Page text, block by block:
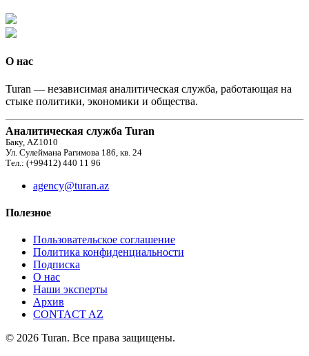
О нас
Turan — независимая аналитическая служба, работающая на
стыке политики, экономики и общества.
Аналитическая служба Turan
Баку, AZ1010
Ул. Сулеймана Рагимова 186, кв. 24
Тел.: (+99412) 440 11 96
agency@turan.az
Полезное
Пользовательское соглашение
Политика конфиденциальности
Подписка
О нас
Наши эксперты
Архив
CONTACT AZ
© 2026 Turan. Все права защищены.